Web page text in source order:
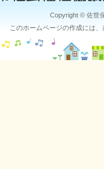
Copyright © 佐世
このホームページの作成には